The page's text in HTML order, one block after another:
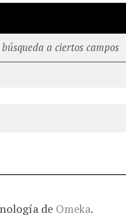
a ciertos campos
de Omeka.